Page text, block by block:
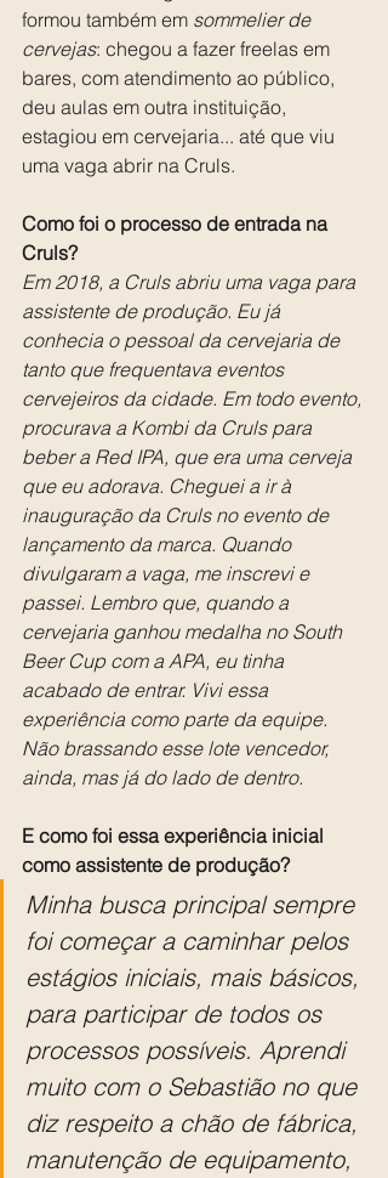
formou também em sommelier de
cervejas: chegou a fazer freelas em
bares, com atendimento ao público,
deu aulas em outra instituição,
estagiou em cervejaria... até que viu
uma vaga abrir na Cruls.
Como foi o processo de entrada na
Cruls?
Em 2018, a Cruls abriu uma vaga para
assistente de produção. Eu já
conhecia o pessoal da cervejaria de
tanto que frequentava eventos
cervejeiros da cidade. Em todo evento,
procurava a Kombi da Cruls para
beber a Red IPA, que era uma cerveja
que eu adorava. Cheguei a ir à
inauguração da Cruls no evento de
lançamento da marca. Quando
divulgaram a vaga, me inscrevi e
passei. Lembro que, quando a
cervejaria ganhou medalha no South
Beer Cup com a APA, eu tinha
acabado de entrar. Vivi essa
experiência como parte da equipe.
Não brassando esse lote vencedor,
ainda, mas já do lado de dentro.
E como foi essa experiência inicial
como assistente de produção?
Minha busca principal sempre
foi começar a caminhar pelos
estágios iniciais, mais básicos,
para participar de todos os
processos possíveis. Aprendi
muito com o Sebastião no que
diz respeito a chão de fábrica,
manutenção de equipamento,